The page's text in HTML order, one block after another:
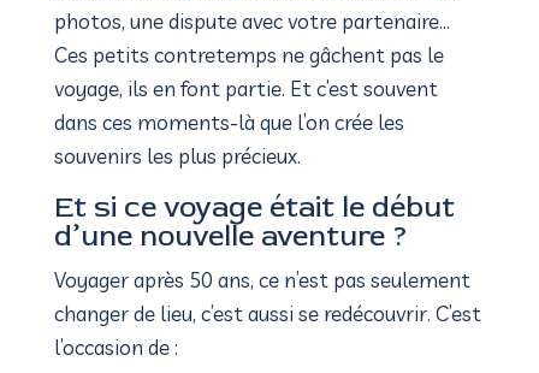
photos, une dispute avec votre partenaire…
Ces petits contretemps ne gâchent pas le
voyage, ils en font partie. Et c’est souvent
dans ces moments-là que l’on crée les
souvenirs les plus précieux.
Et si ce voyage était le début
d’une nouvelle aventure ?
Voyager après 50 ans, ce n’est pas seulement
changer de lieu, c’est aussi se redécouvrir. C’est
l’occasion de :